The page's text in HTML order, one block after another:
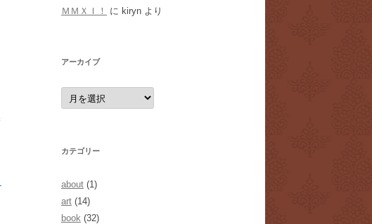
ＭＭＸＩ！
に kiryn より
アーカイブ
ア
ー
カ
カテゴリー
about (1)
art (14)
book (32)